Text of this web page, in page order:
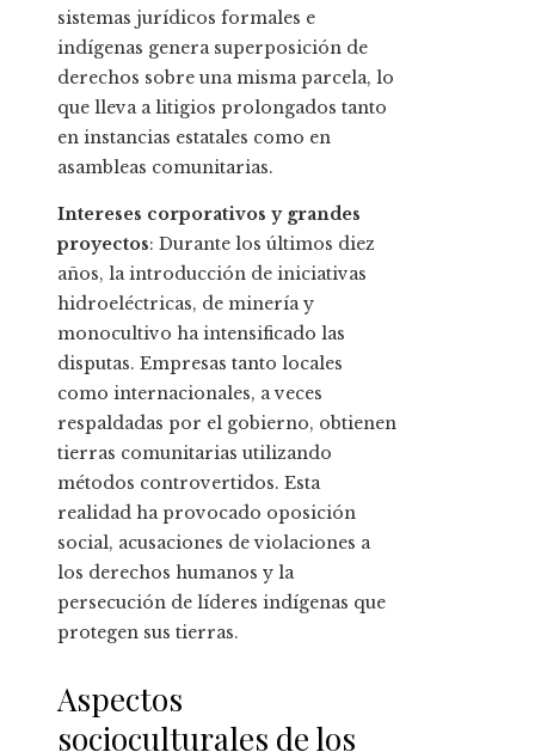
sistemas jurídicos formales e
indígenas genera superposición de
derechos sobre una misma parcela, lo
que lleva a litigios prolongados tanto
en instancias estatales como en
asambleas comunitarias.
Intereses corporativos y grandes
proyectos: Durante los últimos diez
años, la introducción de iniciativas
hidroeléctricas, de minería y
monocultivo ha intensificado las
disputas. Empresas tanto locales
como internacionales, a veces
respaldadas por el gobierno, obtienen
tierras comunitarias utilizando
métodos controvertidos. Esta
realidad ha provocado oposición
social, acusaciones de violaciones a
los derechos humanos y la
persecución de líderes indígenas que
protegen sus tierras.
Aspectos
socioculturales de los